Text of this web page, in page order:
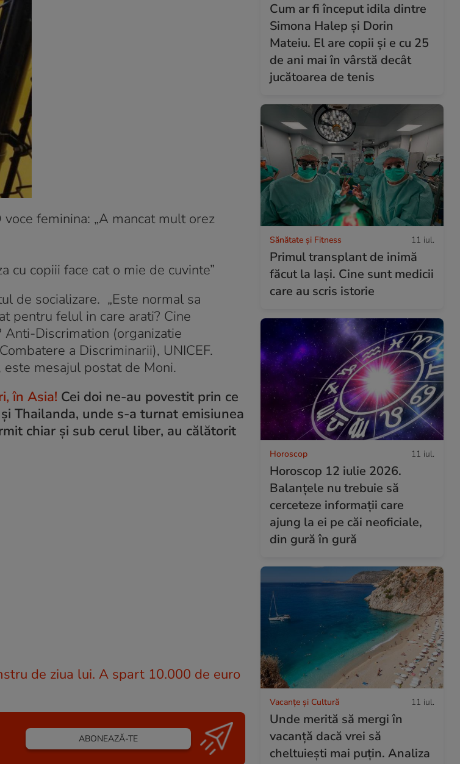
feminina: „A mancat mult orez
cu copiii face cat o mie de cuvinte”
de socializare. „Este normal sa
pentru felul in care arati? Cine
Anti-Discrimation (organizatie
a Discriminarii), UNICEF.
mesajul postat de Moni.
în Asia! Cei doi ne-au povestit prin ce
Thailanda, unde s-a turnat emisiunea
chiar și sub cerul liber, au călătorit
de ziua lui. A spart 10.000 de euro
ABONEAZĂ-TE
Cum ar fi început idila dintre
Simona Halep și Dorin
Mateiu. El are copii și e cu 25
de ani mai în vârstă decât
jucătoarea de tenis
Sănătate și Fitness 11 iul.
Primul transplant de inimă
făcut la Iași. Cine sunt medicii
care au scris istorie
Horoscop 11 iul.
Horoscop 12 iulie 2026.
Balanțele nu trebuie să
cerceteze informații care
ajung la ei pe căi neoficiale,
din gură în gură
Vacanțe și Cultură 11 iul.
Unde merită să mergi în
vacanță dacă vrei să
cheltuiești mai puțin. Analiza